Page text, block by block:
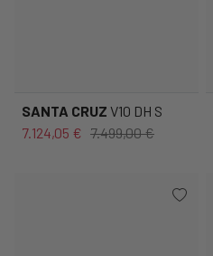
SANTA CRUZ V10 DH S
7.124,05 € 7.499,00 €